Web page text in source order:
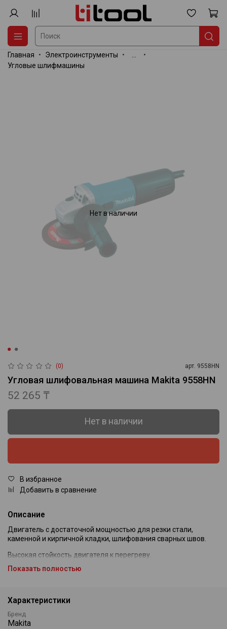
Главная Электроинструменты
Угловые шлифмашины
Нет в наличии
(0) арт. 9558HN
Угловая шлифовальная машина Makita 9558HN
52 265 ₸
Нет в наличии
В избранное
Добавить в сравнение
Описание
Двигатель с достаточной мощностью для резки стали,
каменной и кирпичной кладки, шлифования сварных швов.
Высокая стойкость двигателя к перегреву.
Лабиринтная конструкция защищает все подшипники от пыли
Маленький диаметр корпуса для удобства работы.
Фиксатор шпинделя для быстрой замены диска.
Показать полностью
Характеристики
Бренд
Makita